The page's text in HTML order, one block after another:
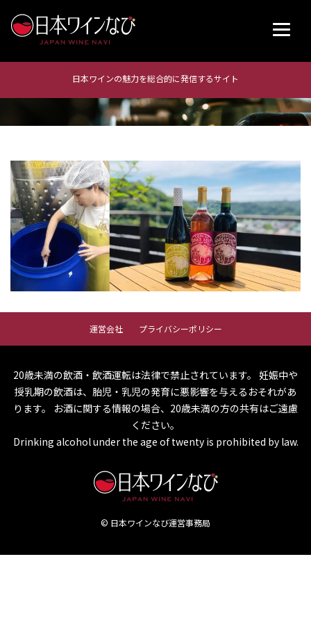
日本ワインの魅力を総合的に発信するサイト
運営会社 プライバシーポリシー
20歳未満の飲酒・飲酒運転は法律で禁止されています。 妊娠中や
授乳期の飲酒は、胎児・乳児の発育に悪影響を与えるおそれがあ
ります。
お酒に関する情報の場合、20歳未満の方の共有はご遠慮
ください。
Drinking alcohol under the age of twenty is prohibited by law.
© 日本ワインなび運営事務局